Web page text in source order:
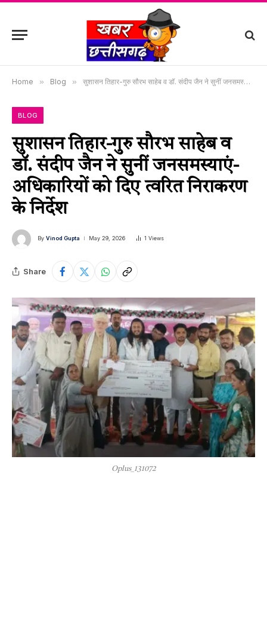
Home » Blog » सुशासन तिहार-गुरु सौरभ साहेब व डॉ. संदीप जैन ने सुनीं जनसमस्याएं-अधिकारियों को दिए त्वरित निराकरण के निर्देश
BLOG
सुशासन तिहार-गुरु सौरभ साहेब व
डॉ. संदीप जैन ने सुनीं जनसमस्याएं-
अधिकारियों को दिए त्वरित निराकरण
के निर्देश
By Vinod Gupta May 29, 2026 1 Views
Share
Oplus_131072